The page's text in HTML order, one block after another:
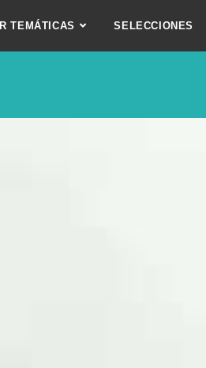
TEMÁTICAS SELECCIONES